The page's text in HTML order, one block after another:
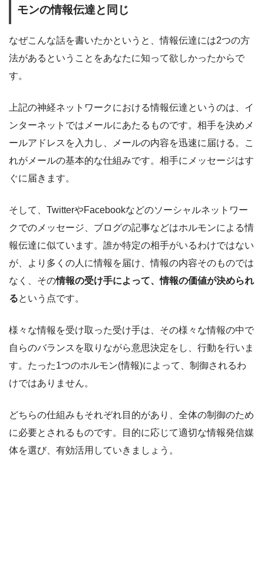
モンの情報伝達と同じ
なぜこんな話を書いたかというと、情報伝達には2つの方
法があるということをあなたに知って欲しかったからで
す。
上記の神経ネットワークにおける情報伝達というのは、イ
ンターネットではメールにあたるものです。相手を決めメ
ールアドレスを入力し、メールの内容を迅速に届ける。こ
れがメールの基本的な仕組みです。相手にメッセージはす
ぐに届きます。
そして、TwitterやFacebookなどのソーシャルネットワー
クでのメッセージ、ブログの記事などはホルモンによる情
報伝達に似ています。誰か特定の相手がいるわけではない
が、より多くの人に情報を届け、情報の内容そのものでは
なく、その情報の受け手によって、情報の価値が決められ
るという点です。
様々な情報を受け取った受け手は、その様々な情報の中で
自らのバランスを取りながら意思決定をし、行動を行いま
す。たった1つのホルモン(情報)によって、制御されるわ
けではありません。
どちらの仕組みもそれぞれ目的があり、全体の制御のため
に必要とされるものです。目的に応じて適切な情報発信媒
体を選び、有効活用していきましょう。